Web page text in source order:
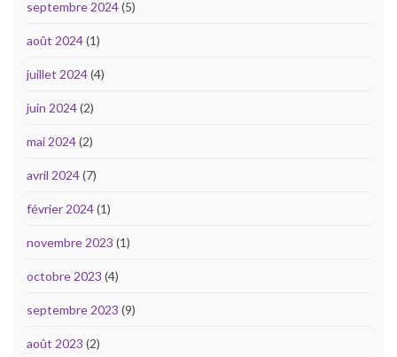
septembre 2024(5)
août 2024(1)
juillet 2024(4)
juin 2024(2)
mai 2024(2)
avril 2024(7)
février 2024(1)
novembre 2023 (1)
octobre 2023 (4)
septembre 2023 (9)
août 2023 (2)